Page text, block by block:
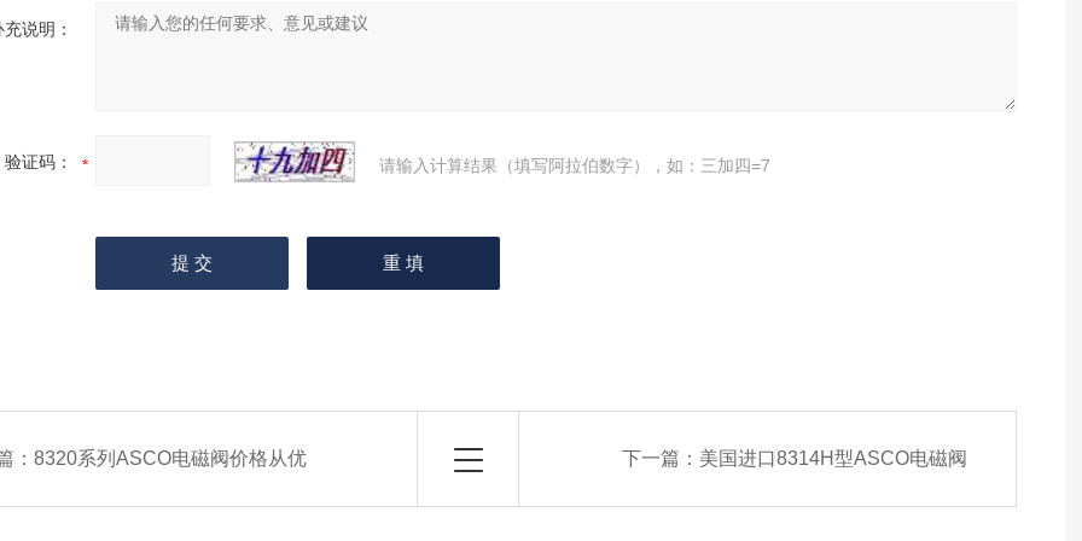
充说明：
验证码： 请输入计算结果（填写阿拉伯数字），如：三加四=7
：8320系列ASCO电磁阀价格从优 下一篇： 美国进口8314H型ASCO电磁阀